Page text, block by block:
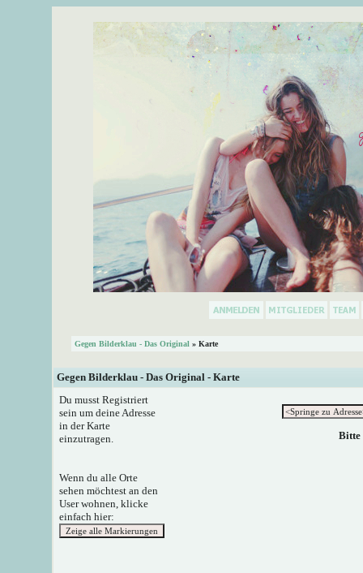
Gegen Bilderklau - Das Original » Karte
Gegen Bilderklau - Das Original - Karte
Du musst Registriert
sein um deine Adresse
in der Karte
einzutragen.
Wenn du alle Orte
sehen möchtest an den
User wohnen, klicke
einfach hier:
Bitte